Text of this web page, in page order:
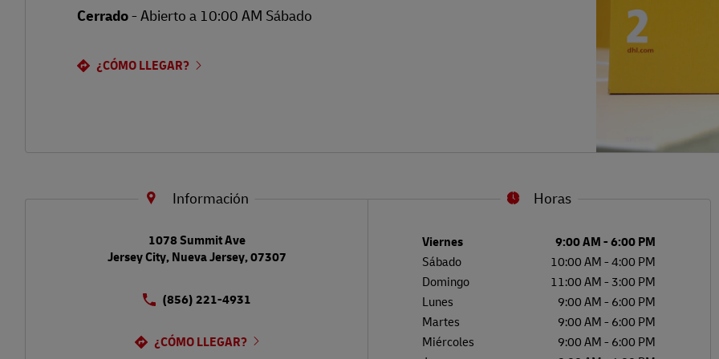
Cerrado-Abierto a 10:00 AM Sábado
¿CÓMO LLEGAR?
Información
1078 Summit Ave
Jersey City,Nueva Jersey,07307
(856) 221-4931
¿CÓMO LLEGAR?
LINK OPENS IN NEW TAB Horas
Viernes 9:00 AM-6:00 PM
Sábado
10:00 AM-4:00 PM
Domingo
11:00 AM-3:00 PM
Lunes
9:00 AM- 6:00 PM
Martes
9:00 AM- 6:00 PM
Miércoles
9:00 AM- 6:00 PM